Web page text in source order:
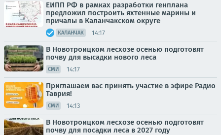
ЕИПП РФ в рамках разработки генплана
предложил построить яхтенные марины и
причалы в Каланчакском округе
КАЛАНЧАК 14:17
В Новотроицком лесхозе осенью подготовят
почву для высадки нового леса
СМИ 14:17
Приглашаем вас принять участие в эфире Радио
Таврия!
СМИ 14:13
В Новотроицком лесхозе осенью подготовят
почву для посадки леса в 2027 году